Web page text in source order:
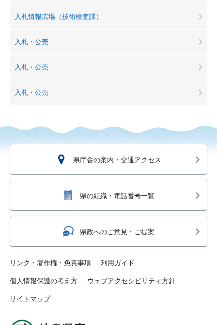
入札情報広場（技術検査課）
入札・公売
入札・公売
入札・公売
県庁舎の案内・交通アクセス
県の組織・電話番号一覧
県政へのご意見・ご提案
リンク・著作権・免責事項 利用ガイド
個人情報保護の考え方 ウェブアクセシビリティ方針
サイトマップ